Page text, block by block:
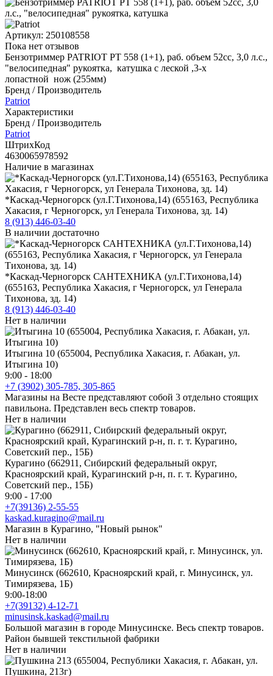
Артикул: 250108558
Пока нет отзывов
Бензотриммер PATRIOT PT 558 (1+1), раб. объем 52сс, 3,0 л.с.,
"велосипедная" рукоятка, катушка с леской ,3-х
лопастной нож (255мм)
Бренд / Производитель
Patriot
Характеристики
Бренд / Производитель
Patriot
ШтрихКод
4630065978592
Наличие в магазинах
*Каскад-Черногорск (ул.Г.Тихонова,14) (655163, Республика
Хакасия, г Черногорск, ул Генерала Тихонова, зд. 14)
8 (913) 446-03-40
В наличии достаточно
*Каскад-Черногорск САНТЕХНИКА (ул.Г.Тихонова,14)
(655163, Республика Хакасия, г Черногорск, ул Генерала
Тихонова, зд. 14)
8 (913) 446-03-40
Нет в наличии
Итыгина 10 (655004, Республика Хакасия, г. Абакан, ул.
Итыгина 10)
9:00 - 18:00
+7 (3902) 305-785, 305-865
Магазины на Весте представляют собой 3 отдельно стоящих
павильона. Представлен весь спектр товаров.
Нет в наличии
Курагино (662911, Сибирский федеральный округ,
Красноярский край, Курагинский р-н, п. г. т. Курагино,
Советский пер., 15Б)
9:00 - 17:00
+7(39136) 2-55-55
kaskad.kuragino@mail.ru
Магазин в Курагино, "Новый рынок"
Нет в наличии
Минусинск (662610, Красноярский край, г. Минусинск, ул.
Тимирязева, 1Б)
9:00-18:00
+7(39132) 4-12-71
minusinsk.kaskad@mail.ru
Большой магазин в городе Минусинске. Весь спектр товаров.
Район бывшей текстильной фабрики
Нет в наличии